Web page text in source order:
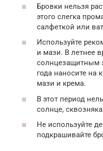
Бровки нельзя
этого слегка
салфеткой или
Используйте
и мази. В летнее
солнцезащитным
года наносите на
мази и крема.
В этот период
солнце,
Не используйте
подкрашивайте